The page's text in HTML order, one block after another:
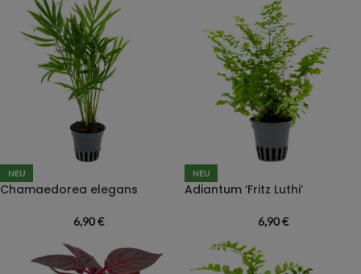
NEU
Chamaedorea elegans
6,90€
NEU
Adiantum ‘Fritz Luthi’
6,90€